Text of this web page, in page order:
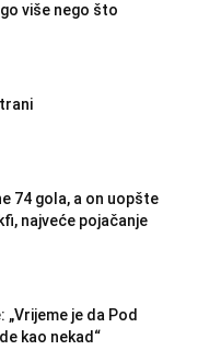
više nego što
74 gola, a on uopšte
najveće pojačanje
je da Pod
kao nekad“